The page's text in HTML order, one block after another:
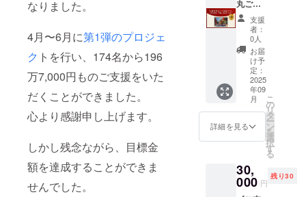
なりました。
4月〜6月に第1弾のプロジェ
ク トを行い、174名から196
万7,000円ものご支援をいた
だくことができました。
心より感謝申し上げます。
しかし残念ながら、目標金
額を達成することができま
せんでした。
とめて
同じ場
所にお
送りし
ます。
別の時
期・別
の場所
への送
付をご
希望の
場合
は、5万
万円の
プラン
をご選
いっぱ
いに
なって
しまい
まし
た。令
和7年分
は特別
にクラ
ウド
ファン
ディン
先して
確保し
ます。
県産コ
シヒカ
リをお
送りい
たしま
す。詳
細は商
品に貼
られる
ラベル
をご確
認くだ
お米
で、令
和6年分
い！
・以下
のどち
らかも
しくは
両方に
ご参加
いただ
けま
す。
9月20日
（土）
：お熊
甲祭
23日
（火・
祝
丸ごと
参加プ
ラン
10名》9
月のお
祭り丸
ごと体
験セッ
ト（歴
史講
座、準
備、前
夜祭、
本番）
につい
て】 ・
後日実
支援
者：
0人
お届
け予
定：
2025
年09
月
詳細を見る
こ
の
リ
タ
ー
ン
を
選
択
す
る
30,
000 円
残り30